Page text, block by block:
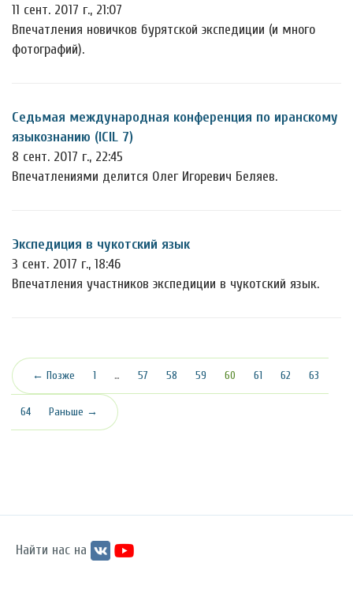
11 сент. 2017 г., 21:07
Впечатления новичков бурятской экспедиции (и много
фотографий).
Седьмая международная конференция по иранскому
языкознанию (ICIL 7)
8 сент. 2017 г., 22:45
Впечатлениями делится Олег Игоревич Беляев.
Экспедиция в чукотский язык
3 сент. 2017 г., 18:46
Впечатления участников экспедиции в чукотский язык.
← Позже 1 … 57 58 59 60 (текущая)
61 62 63
64 Раньше →
Найти нас на